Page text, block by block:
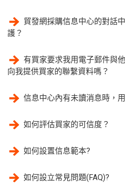
貿發網採購信息中心的對話
護？
有買家要求我用電子郵件與
向我提供買家的聯繫資料嗎？
信息中心內有未讀消息時，
如何評估買家的可信度？
如何設置信息範本?
如何設立常見問題(FAQ)?